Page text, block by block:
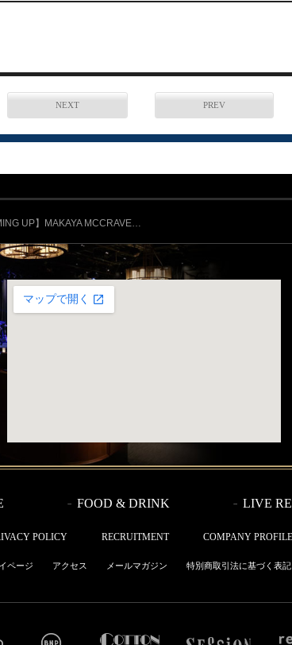
NEXT PREV
UP】MAKAYA MCCRAVE…
FOOD & DRINK LIVE
POLICY RECRUITMENT COMPANY PROFILE
ページ アクセス メールマガジン 特別商取引法に基づく表記